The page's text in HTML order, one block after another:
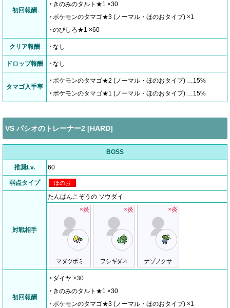
初回報酬
きのみのタルト★1 ×30
ポケモンのタマゴ★3 (ノーマル・ほのおタイプ) ×1
のびしろ★1 ×60
クリア報酬 なし
ドロップ報酬 なし
タマゴ入手率
ポケモンのタマゴ★2 (ノーマル・ほのおタイプ) …15%
ポケモンのタマゴ★1 (ノーマル・ほのおタイプ) …15%
VS パシオのトレーナー2 [HARD]
BOSS
推奨Lv. 60
弱点タイプ ほのお
対戦相手
たんぱんこぞうの ソウダイ
マダツボミ
×炎
フシギダネ
×炎
ナゾノクサ
×炎
初回報酬
ダイヤ ×30
きのみのタルト★1 ×30
ポケモンのタマゴ★3 (ノーマル・ほのおタイプ) ×1